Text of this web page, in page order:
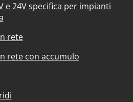
e 24V specifica per impianti
rete
rete con accumulo